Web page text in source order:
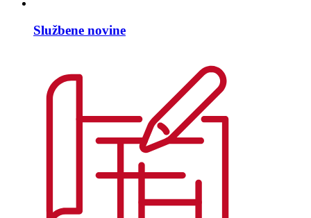
Službene novine